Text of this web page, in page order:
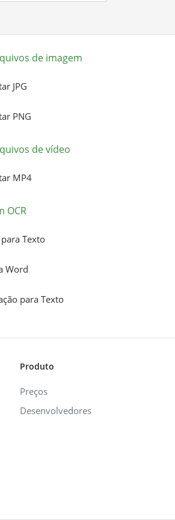
de imagem
JPG
PNG
de vídeo
MP4
OCR
Texto
Word
para Texto
Produto
Preços
Desenvolvedores